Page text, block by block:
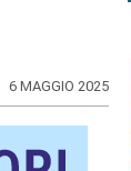
6 MAGGIO 2025